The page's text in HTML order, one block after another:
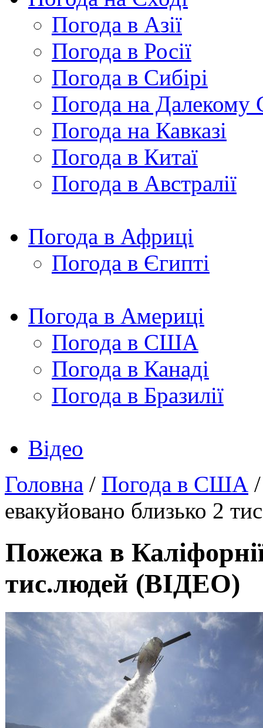
Погода в Азії
Погода в Росії
Погода в Сибірі
Погода на Далекому
Погода на Кавказі
Погода в Китаї
Погода в Австралії
Погода в Африці
Погода в Єгипті
Погода в Америці
Погода в США
Погода в Канаді
Погода в Бразилії
Відео
Головна / Погода в США
евакуйовано близько 2
Пожежа в
тис.людей (ВІДЕО)